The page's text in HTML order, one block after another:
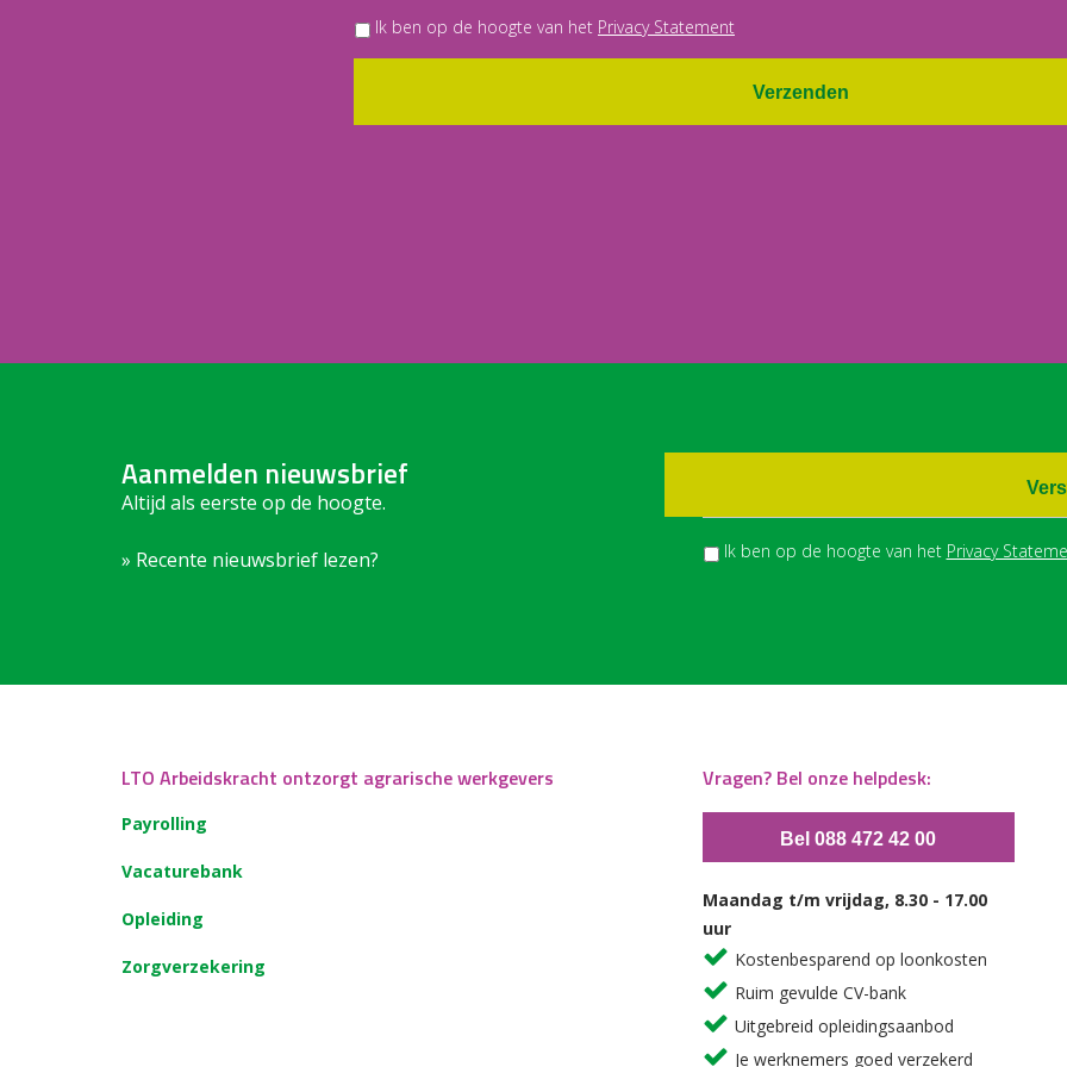
Ik ben op de hoogte van het Privacy Statement
Verzenden
Aanmelden nieuwsbrief
Altijd als eerste op de hoogte.
» Recente nieuwsbrief lezen? Ik ben op de hoogte van het Privacy
LTO Arbeidskracht ontzorgt agrarische werkgevers
Payrolling
Vacaturebank
Opleiding
Zorgverzekering
Vragen? Bel onze helpdesk:
Bel 088 472 42 00
Maandag t/m vrijdag, 8.30 - 17.00
uur
Kostenbesparend op loonkosten
Ruim gevulde CV-bank
Uitgebreid opleidingsaanbod
Je werknemers goed verzekerd